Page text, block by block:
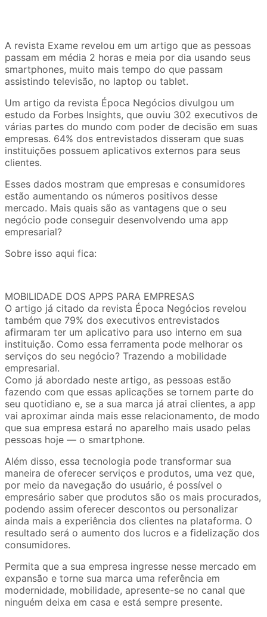
A revista Exame revelou em um artigo que as pessoas
passam em média 2 horas e meia por dia usando seus
smartphones, muito mais tempo do que passam
assistindo televisão, no laptop ou tablet.
Um artigo da revista Época Negócios divulgou um
estudo da Forbes Insights, que ouviu 302 executivos de
várias partes do mundo com poder de decisão em suas
empresas. 64% dos entrevistados disseram que suas
instituições possuem aplicativos externos para seus
clientes.
Esses dados mostram que empresas e consumidores
estão aumentando os números positivos desse
mercado. Mais quais são as vantagens que o seu
negócio pode conseguir desenvolvendo uma app
empresarial?
Sobre isso aqui fica:
MOBILIDADE DOS APPS PARA EMPRESAS
O artigo já citado da revista Época Negócios revelou
também que 79% dos executivos entrevistados
afirmaram ter um aplicativo para uso interno em sua
instituição. Como essa ferramenta pode melhorar os
serviços do seu negócio? Trazendo a mobilidade
empresarial.
Como já abordado neste artigo, as pessoas estão
fazendo com que essas aplicações se tornem parte do
seu quotidiano e, se a sua marca já atrai clientes, a app
vai aproximar ainda mais esse relacionamento, de modo
que sua empresa estará no aparelho mais usado pelas
pessoas hoje — o smartphone.
Além disso, essa tecnologia pode transformar sua
maneira de oferecer serviços e produtos, uma vez que,
por meio da navegação do usuário, é possível o
empresário saber que produtos são os mais procurados,
podendo assim oferecer descontos ou personalizar
ainda mais a experiência dos clientes na plataforma. O
resultado será o aumento dos lucros e a fidelização dos
consumidores.
Permita que a sua empresa ingresse nesse mercado em
expansão e torne sua marca uma referência em
modernidade, mobilidade, apresente-se no canal que
ninguém deixa em casa e está sempre presente.